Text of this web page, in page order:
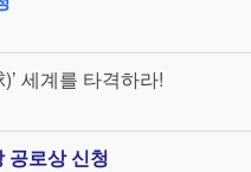
세계를 타격하라!
공로상 신청